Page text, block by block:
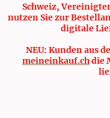
Schweiz,
nutzen Sie zur
digitale
NEU: Kunden aus
meineinkauf.chdie